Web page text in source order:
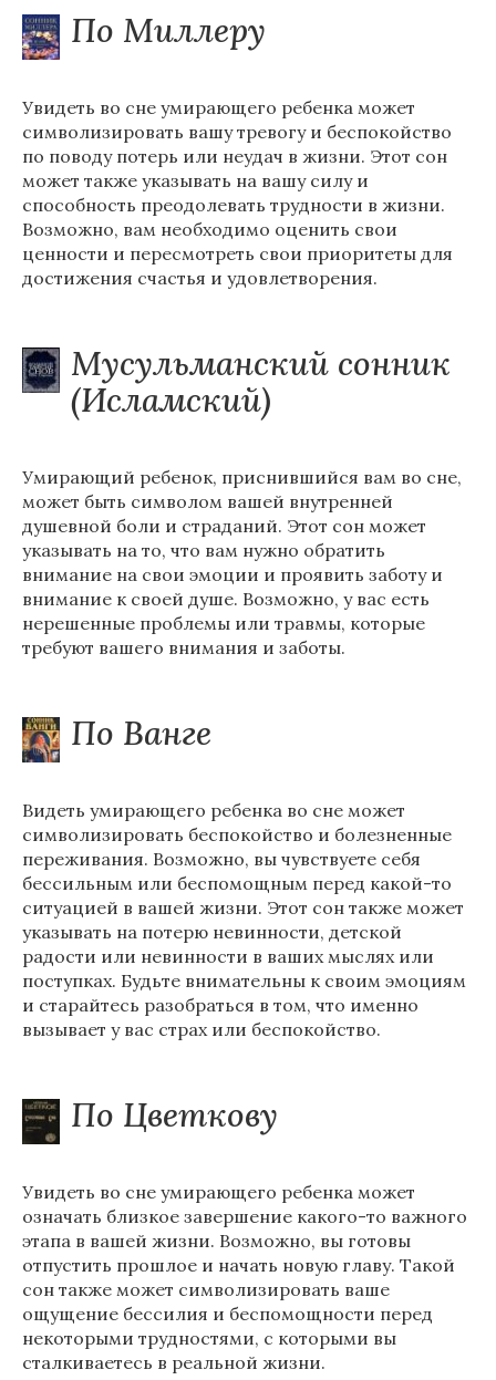
По Миллеру
Увидеть во сне умирающего ребенка может
символизировать вашу тревогу и беспокойство
по поводу потерь или неудач в жизни. Этот сон
может также указывать на вашу силу и
способность преодолевать трудности в жизни.
Возможно, вам необходимо оценить свои
ценности и пересмотреть свои приоритеты для
достижения счастья и удовлетворения.
Мусульманский сонник
(Исламский)
Умирающий ребенок, приснившийся вам во сне,
может быть символом вашей внутренней
душевной боли и страданий. Этот сон может
указывать на то, что вам нужно обратить
внимание на свои эмоции и проявить заботу и
внимание к своей душе. Возможно, у вас есть
нерешенные проблемы или травмы, которые
требуют вашего внимания и заботы.
По Ванге
Видеть умирающего ребенка во сне может
символизировать беспокойство и болезненные
переживания. Возможно, вы чувствуете себя
бессильным или беспомощным перед какой-то
ситуацией в вашей жизни. Этот сон также может
указывать на потерю невинности, детской
радости или невинности в ваших мыслях или
поступках. Будьте внимательны к своим эмоциям
и старайтесь разобраться в том, что именно
вызывает у вас страх или беспокойство.
По Цветкову
Увидеть во сне умирающего ребенка может
означать близкое завершение какого-то важного
этапа в вашей жизни. Возможно, вы готовы
отпустить прошлое и начать новую главу. Такой
сон также может символизировать ваше
ощущение бессилия и беспомощности перед
некоторыми трудностями, с которыми вы
сталкиваетесь в реальной жизни.